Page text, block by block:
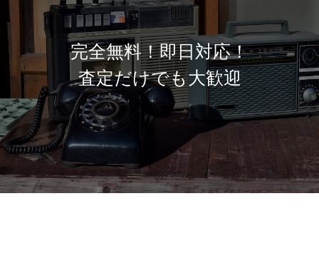
完全無料！即日対応！
査定だけでも大歓迎